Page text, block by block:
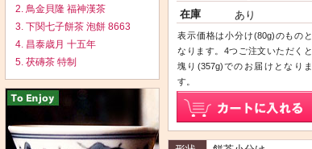
在庫 あり
表示価格は小分け(80g)のものと
なります。4つご注文いただくと
塊り(357g)でのお届けとなりま
す。
2. 鳥金貝隆 福神漢茶
3. 下関七子餅茶 泡餅 8663
4. 昌泰歳月 十五年
5. 茯磚茶 特制